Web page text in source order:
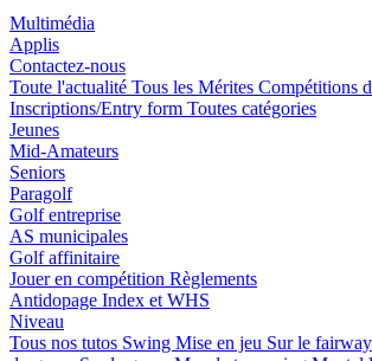
Multimédia
Applis
Contactez-nous
Toute l'actualité Tous les Mérites Compétitions
Inscriptions/Entry form Toutes catégories
Jeunes
Mid-Amateurs
Seniors
Paragolf
Golf entreprise
AS municipales
Golf affinitaire
Jouer en compétition Règlements
Antidopage Index et WHS
Niveau
Tous nos tutos Swing Mise en jeu Sur le fairway